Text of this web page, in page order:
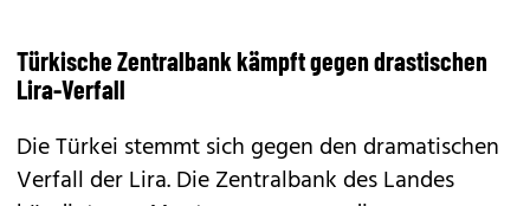
Türkische Zentralbank kämpft gegen drastischen
Lira-Verfall
Die Türkei stemmt sich gegen den dramatischen
Verfall der Lira. Die Zentralbank des Landes